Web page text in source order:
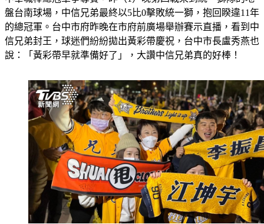
盤台南球場，中信兄弟最終以5比0擊敗統一獅，抱回睽違11年
的總冠軍。台中市府昨晚在市府前廣場舉辦賽示直播，看到中
信兄弟封王，球迷們紛紛拋出黃彩帶慶祝，台中市長盧秀燕也
說：「黃彩帶早就準備好了」，大讚中信兄弟真的好棒！